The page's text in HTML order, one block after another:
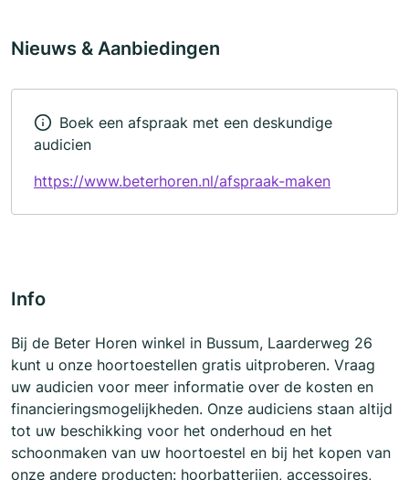
Nieuws & Aanbiedingen
Boek een afspraak met een deskundige
audicien
https://www.beterhoren.nl/afspraak-maken
Info
Bij de Beter Horen winkel in Bussum, Laarderweg 26
kunt u onze hoortoestellen gratis uitproberen. Vraag
uw audicien voor meer informatie over de kosten en
financieringsmogelijkheden. Onze audiciens staan altijd
tot uw beschikking voor het onderhoud en het
schoonmaken van uw hoortoestel en bij het kopen van
onze andere producten: hoorbatterijen, accessoires,